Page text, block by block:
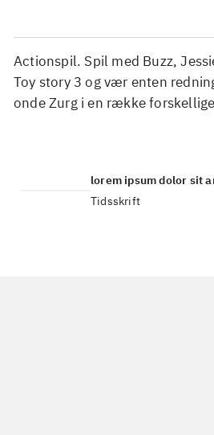
Actionspil. Spil med Buzz,
Toy story 3 og vær enten
onde Zurg i en række
lorem ipsum dolor sit
Tidsskrift